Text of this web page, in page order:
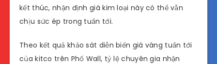
kết thúc, nhận định giá kim loại này có thể vẫn
chịu sức ép trong tuần tới.
Theo kết quả khảo sát diễn biến giá vàng tuần tới
của kitco trên Phố Wall, tỷ lệ chuyên gia nhận